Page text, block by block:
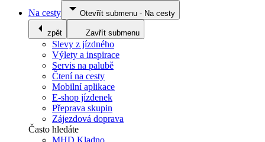
Na cesty
Otevřít submenu - Na cesty
zpět Zavřít submenu
Slevy z jízdného
Výlety a inspirace
Servis na palubě
Čtení na cesty
Mobilní aplikace
E-shop jízdenek
Přeprava skupin
Zájezdová doprava
Často hledáte
MHD Kladno